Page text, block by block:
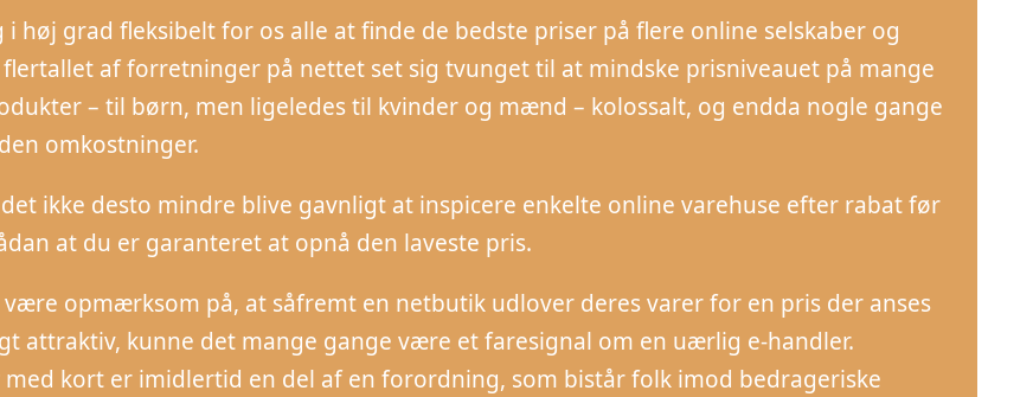
i høj grad fleksibelt for os alle at finde de bedste priser på flere online selskaber og
af forretninger på nettet set sig tvunget til at mindske prisniveauet på mange
– til børn, men ligeledes til kvinder og mænd – kolossalt, og endda nogle gange
omkostninger.
ikke desto mindre blive gavnligt at inspicere enkelte online varehuse efter rabat før
at du er garanteret at opnå den laveste pris.
være opmærksom på, at såfremt en netbutik udlover deres varer for en pris der anses
attraktiv, kunne det mange gange være et faresignal om en uærlig e-handler.
med kort er imidlertid en del af en forordning, som bistår folk imod bedrageriske